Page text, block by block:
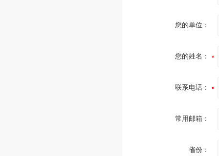
您的单位：
您的姓名：
联系电话：
常用邮箱：
省份：